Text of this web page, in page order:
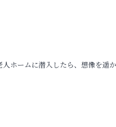
ホームに潜入したら、想像を遥